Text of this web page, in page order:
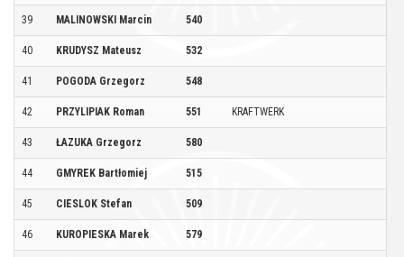
39 MALINOWSKI Marcin 540
40 KRUDYSZ Mateusz 532
41 POGODA Grzegorz 548
42 PRZYLIPIAK Roman 551 KRAFTWERK
43 ŁAZUKA Grzegorz 580
44 GMYREK Bartłomiej 515
45 CIESLOK Stefan 509
46 KUROPIESKA Marek 579